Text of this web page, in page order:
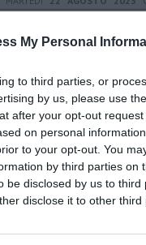
My Personal
to third parties, or
by us, please use
after your opt-out
on personal
to your opt-out. You
by third parties on
be disclosed by us to third
disclose it to other third
Fiaschi hanno fatto